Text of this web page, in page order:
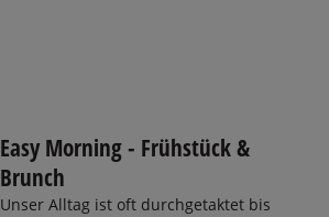
Easy Morning - Frühstück &
Brunch
Unser Alltag ist oft durchgetaktet bis